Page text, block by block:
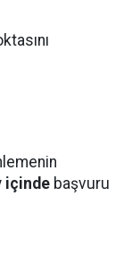
içinde başvuru